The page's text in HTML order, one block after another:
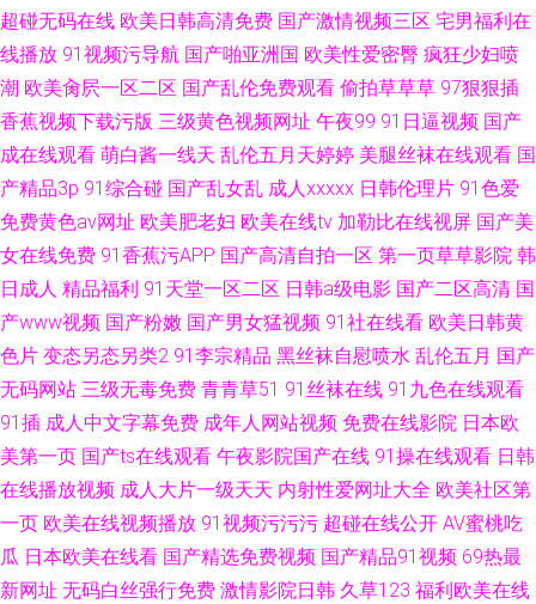
超碰无码在线 欧美日韩高清免费 国产激情视频三区 宅男福利在
线播放 91视频污导航 国产啪亚洲国 欧美性爱密臀 疯狂少妇喷
潮 欧美肏屄一区二区 国产乱伦免费观看 偷拍草草草 97狠狠插
香蕉视频下载污版 三级黄色视频网址 午夜99 91日逼视频 国产
成在线观看 萌白酱一线天 乱伦五月天婷婷 美腿丝袜在线观看 国
产精品3p 91综合碰 国产乱女乱 成人xxxxx 日韩伦理片 91色爱
免费黄色av网址 欧美肥老妇 欧美在线tv 加勒比在线视屏 国产美
女在线免费 91香蕉污APP 国产高清自拍一区 第一页草草影院 韩
日成人 精品福利 91天堂一区二区 日韩a级电影 国产二区高清 国
产www视频 国产粉嫩 国产男女猛视频 91社在线看 欧美日韩黄
色片 变态另态另类2 91李宗精品 黑丝袜自慰喷水 乱伦五月 国产
无码网站 三级无毒免费 青青草51 91丝袜在线 91九色在线观看
91插 成人中文字幕免费 成年人网站视频 免费在线影院 日本欧
美第一页 国产ts在线观看 午夜影院国产在线 91操在线观看 日韩
在线播放视频 成人大片一级天天 内射性爱网址大全 欧美社区第
一页 欧美在线视频播放 91视频污污污 超碰在线公开 AV蜜桃吃
瓜 日本欧美在线看 国产精选免费视频 国产精品91视频 69热最
新网址 无码白丝强行免费 激情影院日韩 久草123 福利欧美在线